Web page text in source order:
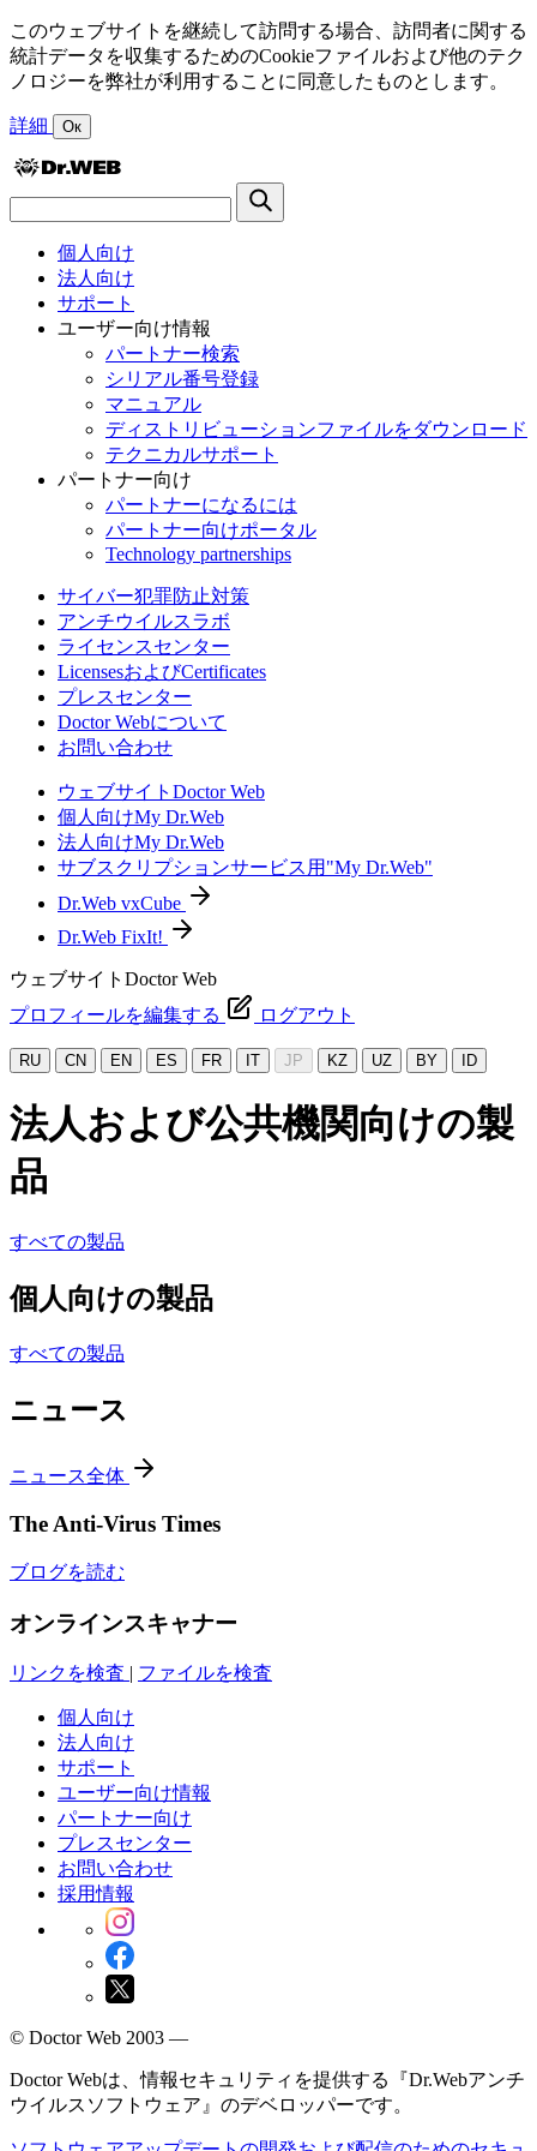
このウェブサイトを継続して訪問する場合、訪問者に関する
統計データを収集するためのCookieファイルおよび他のテク
ノロジーを弊社が利用することに同意したものとします。
詳細 Ок
個人向け
法人向け
サポート
ユーザー向け情報
パートナー検索
シリアル番号登録
マニュアル
ディストリビューションファイルをダウンロード
テクニカルサポート
パートナー向け
パートナーになるには
パートナー向けポータル
Technology partnerships
サイバー犯罪防止対策
アンチウイルスラボ
ライセンスセンター
LicensesおよびCertificates
プレスセンター
Doctor Webについて
お問い合わせ
ウェブサイトDoctor Web
個人向けMy Dr.Web
法人向けMy Dr.Web
サブスクリプションサービス用"My Dr.Web"
Dr.Web vxCube
Dr.Web FixIt!
ウェブサイトDoctor Web
プロフィールを編集する
ログアウト
RU CN EN ES FR IT JP KZ UZ BY ID
法人および公共機関向けの製
品
すべての製品
個人向けの製品
すべての製品
ニュース
ニュース全体
The Anti-Virus Times
ブログを読む
オンラインスキャナー
リンクを検査 | ファイルを検査
個人向け
法人向け
サポート
ユーザー向け情報
パートナー向け
プレスセンター
お問い合わせ
採用情報
© Doctor Web 2003 —
Doctor Webは、情報セキュリティを提供する『Dr.Webアンチ
ウイルスソフトウェア』のデベロッパーです。